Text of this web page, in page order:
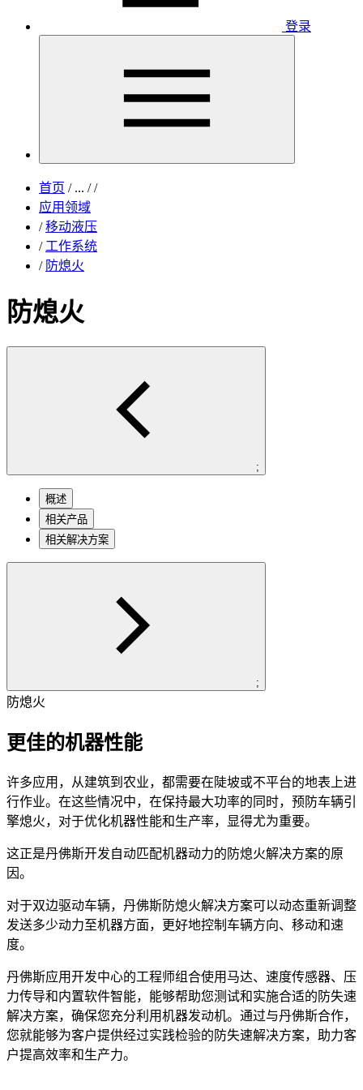
登录
首页 /... / /
应用领域
/ 移动液压
/ 工作系统
/ 防熄火
防熄火
;
概述
相关产品
相关解决方案
;
防熄火
更佳的机器性能
许多应用，从建筑到农业，都需要在陡坡或不平台的地表上进
行作业。在这些情况中，在保持最大功率的同时，预防车辆引
擎熄火，对于优化机器性能和生产率，显得尤为重要。
这正是丹佛斯开发自动匹配机器动力的防熄火解决方案的原
因。
对于双边驱动车辆，丹佛斯防熄火解决方案可以动态重新调整
发送多少动力至机器方面，更好地控制车辆方向、移动和速
度。
丹佛斯应用开发中心的工程师组合使用马达、速度传感器、压
力传导和内置软件智能，能够帮助您测试和实施合适的防失速
解决方案，确保您充分利用机器发动机。通过与丹佛斯合作，
您就能够为客户提供经过实践检验的防失速解决方案，助力客
户提高效率和生产力。